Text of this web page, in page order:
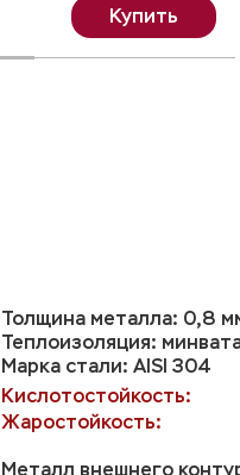
Купить
Толщина металла: 0,8
Теплоизоляция:
Марка стали: AISI 304
Кислотостойкость:
Жаростойкость:
Металл внешнего